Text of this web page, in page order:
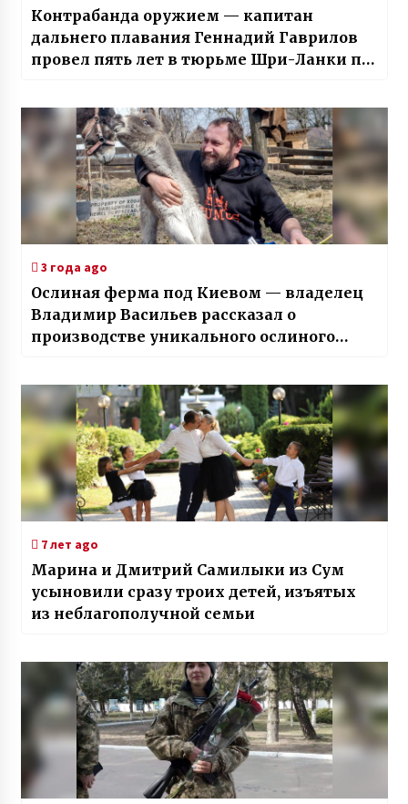
Контрабанда оружием — капитан
дальнего плавания Геннадий Гаврилов
провел пять лет в тюрьме Шри-Ланки по
3 года ago
Ослиная ферма под Киевом — владелец
Владимир Васильев рассказал о
производстве уникального ослиного
7 лет ago
Марина и Дмитрий Самилыки из Сум
усыновили сразу троих детей, изъятых
из неблагополучной семьи